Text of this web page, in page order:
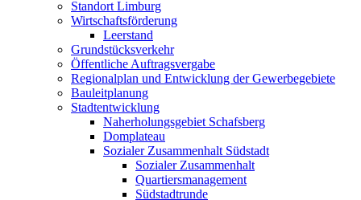
Standort Limburg
Wirtschaftsförderung
Leerstand
Grundstücksverkehr
Öffentliche Auftragsvergabe
Regionalplan und Entwicklung der Gewerbegebiete
Bauleitplanung
Stadtentwicklung
Naherholungsgebiet Schafsberg
Domplateau
Sozialer Zusammenhalt Südstadt
Sozialer Zusammenhalt
Quartiersmanagement
Südstadtrunde